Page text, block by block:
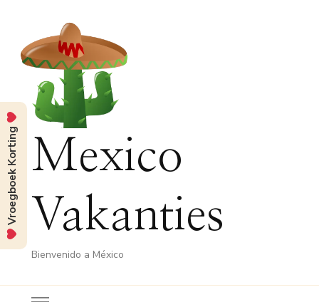
Mexico
Vakanties
Bienvenido a México
Vroegboek Korting